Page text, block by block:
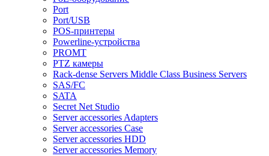
Port
Port/USB
POS-принтеры
Powerline-устройства
PROMT
PTZ камеры
Rack-dense Servers Middle Class Business Servers
SAS/FC
SATA
Secret Net Studio
Server accessories Adapters
Server accessories Case
Server accessories HDD
Server accessories Memory